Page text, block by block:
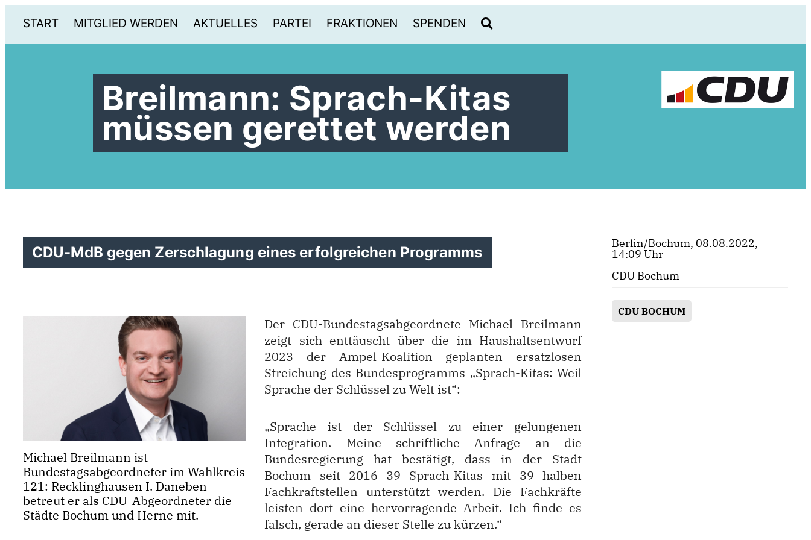
START MITGLIED WERDEN AKTUELLES PARTEI FRAKTIONEN SPENDEN
Breilmann: Sprach-Kitas
müssen gerettet werden
CDU-MdB gegen Zerschlagung eines erfolgreichen Programms
Michael Breilmann ist
Bundestagsabgeordneter im Wahlkreis
121: Recklinghausen I. Daneben
betreut er als CDU-Abgeordneter die
Städte Bochum und Herne mit.
Der CDU-Bundestagsabgeordnete Michael Breilmann
zeigt sich enttäuscht über die im Haushaltsentwurf
2023 der Ampel-Koalition geplanten ersatzlosen
Streichung des Bundesprogramms „Sprach-Kitas: Weil
Sprache der Schlüssel zu Welt ist“:
Sprache ist der Schlüssel zu einer gelungenen
Integration. Meine schriftliche Anfrage an die
Bundesregierung hat bestätigt, dass in der Stadt
Bochum seit 2016 39 Sprach-Kitas mit 39 halben
Fachkraftstellen unterstützt werden. Die Fachkräfte
leisten dort eine hervorragende Arbeit. Ich finde es
falsch, gerade an dieser Stelle zu kürzen.“
Berlin/Bochum, 08.08.2022,
14:09 Uhr
CDU Bochum
CDU BOCHUM